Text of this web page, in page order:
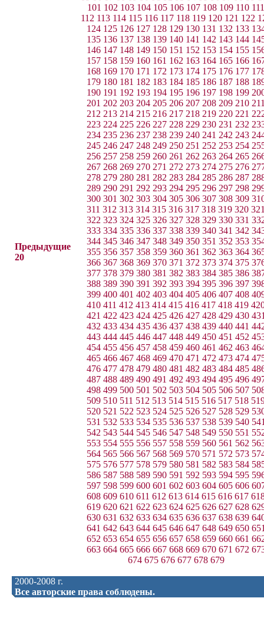
Предыдущие
20
101 102 103 104 105 106 107 108 109 110 111
112 113 114 115 116 117 118 119 120 121 122
124 125 126 127 128 129 130 131 132 133
135 136 137 138 139 140 141 142 143 144
146 147 148 149 150 151 152 153 154 155
157 158 159 160 161 162 163 164 165 166
168 169 170 171 172 173 174 175 176 177
179 180 181 182 183 184 185 186 187 188
190 191 192 193 194 195 196 197 198 199
201 202 203 204 205 206 207 208 209 210
212 213 214 215 216 217 218 219 220 221
223 224 225 226 227 228 229 230 231 232
234 235 236 237 238 239 240 241 242 243
245 246 247 248 249 250 251 252 253 254
256 257 258 259 260 261 262 263 264 265
267 268 269 270 271 272 273 274 275 276
278 279 280 281 282 283 284 285 286 287
289 290 291 292 293 294 295 296 297 298
300 301 302 303 304 305 306 307 308 309
311 312 313 314 315 316 317 318 319 320
322 323 324 325 326 327 328 329 330 331
333 334 335 336 337 338 339 340 341 342
344 345 346 347 348 349 350 351 352 353
355 356 357 358 359 360 361 362 363 364
366 367 368 369 370 371 372 373 374 375
377 378 379 380 381 382 383 384 385 386
388 389 390 391 392 393 394 395 396 397
399 400 401 402 403 404 405 406 407 408
410 411 412 413 414 415 416 417 418 419
421 422 423 424 425 426 427 428 429 430
432 433 434 435 436 437 438 439 440 441
443 444 445 446 447 448 449 450 451 452
454 455 456 457 458 459 460 461 462 463
465 466 467 468 469 470 471 472 473 474
476 477 478 479 480 481 482 483 484 485
487 488 489 490 491 492 493 494 495 496
498 499 500 501 502 503 504 505 506 507
509 510 511 512 513 514 515 516 517 518
520 521 522 523 524 525 526 527 528 529
531 532 533 534 535 536 537 538 539 540
542 543 544 545 546 547 548 549 550 551
553 554 555 556 557 558 559 560 561 562
564 565 566 567 568 569 570 571 572 573
575 576 577 578 579 580 581 582 583 584
586 587 588 589 590 591 592 593 594 595
597 598 599 600 601 602 603 604 605 606
608 609 610 611 612 613 614 615 616 617
619 620 621 622 623 624 625 626 627 628
630 631 632 633 634 635 636 637 638 639
641 642 643 644 645 646 647 648 649 650
652 653 654 655 656 657 658 659 660 661
663 664 665 666 667 668 669 670 671 672
674 675 676 677 678 679
2000-2008 г.
Все авторские права соблюдены.